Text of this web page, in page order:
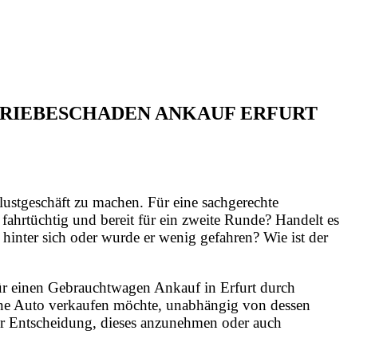
ANKAUF ERFURT
zu machen. Für eine sachgerechte
und bereit für ein zweite Runde? Handelt es
sich oder wurde er wenig gefahren? Wie ist der
einen Gebrauchtwagen Ankauf in Erfurt durch
Auto verkaufen möchte, unabhängig von dessen
dieses anzunehmen oder auch